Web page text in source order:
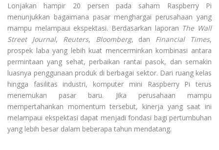
Lonjakan hampir 20 persen pada saham Raspberry Pi
menunjukkan bagaimana pasar menghargai perusahaan yang
mampu melampaui ekspektasi. Berdasarkan laporan The Wall
Street Journal, Reuters, Bloomberg, dan Financial Times,
prospek laba yang lebih kuat mencerminkan kombinasi antara
permintaan yang sehat, perbaikan rantai pasok, dan semakin
luasnya penggunaan produk di berbagai sektor. Dari ruang kelas
hingga fasilitas industri, komputer mini Raspberry Pi terus
menemukan pasar baru. Jika perusahaan mampu
mempertahankan momentum tersebut, kinerja yang saat ini
melampaui ekspektasi dapat menjadi fondasi bagi pertumbuhan
yang lebih besar dalam beberapa tahun mendatang.